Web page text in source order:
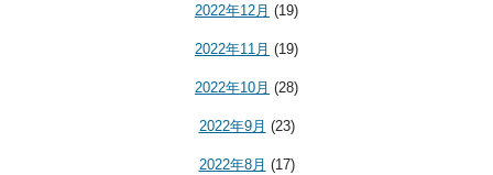
2022年12月 (19)
2022年11月 (19)
2022年10月 (28)
2022年9月 (23)
2022年8月 (17)